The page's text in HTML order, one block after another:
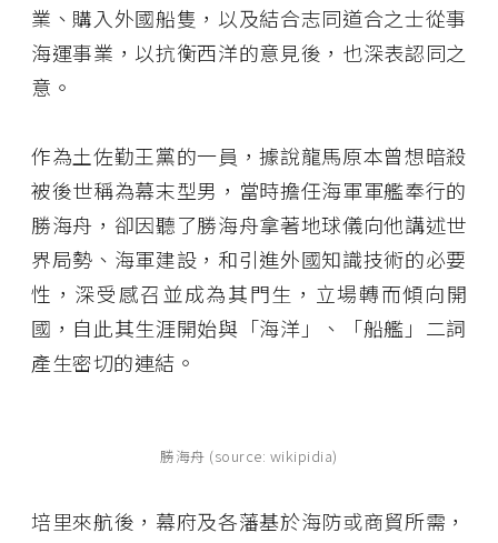
業、購入外國船隻，以及結合志同道合之士從事
海運事業，以抗衡西洋的意見後，也深表認同之
意。
作為土佐勤王黨的一員，據說龍馬原本曾想暗殺
被後世稱為幕末型男，當時擔任海軍軍艦奉行的
勝海舟，卻因聽了勝海舟拿著地球儀向他講述世
界局勢、海軍建設，和引進外國知識技術的必要
性，深受感召並成為其門生，立場轉而傾向開
國，自此其生涯開始與「海洋」、「船艦」二詞
產生密切的連結。
勝海舟 (source: wikipidia)
培里來航後，幕府及各藩基於海防或商貿所需，